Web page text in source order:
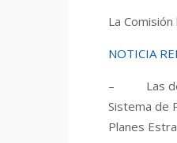
La
NOTICIA
– Las
Sistema de
Planes